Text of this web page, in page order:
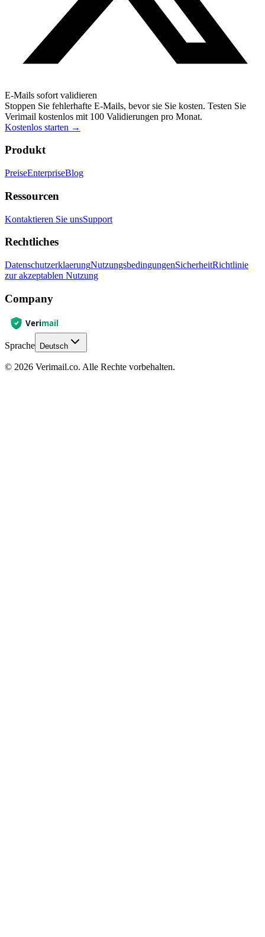
E-Mails sofort validieren
Stoppen Sie fehlerhafte E-Mails, bevor sie Sie kosten. Testen Sie
Verimail kostenlos mit 100 Validierungen pro Monat.
Kostenlos starten →
Produkt
PreiseEnterpriseBlog
Ressourcen
Kontaktieren Sie unsSupport
Rechtliches
DatenschutzerklaerungNutzungsbedingungenSicherheitRichtlinie
zur akzeptablen Nutzung
Company
Sprache Deutsch
© 2026 Verimail.co. Alle Rechte vorbehalten.